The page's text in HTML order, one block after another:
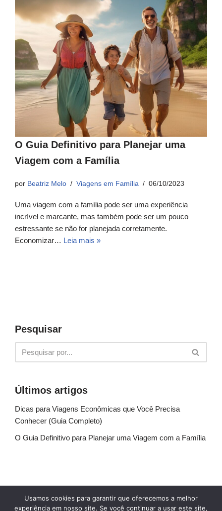
O Guia Definitivo para Planejar uma
Viagem com a Família
por Beatriz Melo Viagens em Família 06/10/2023
Uma viagem com a família pode ser uma experiência
incrível e marcante, mas também pode ser um pouco
estressante se não for planejada corretamente.
Economizar… Leia mais »
Pesquisar
Últimos artigos
Dicas para Viagens Econômicas que Você Precisa
Conhecer (Guia Completo)
O Guia Definitivo para Planejar uma Viagem com a Família
Sobre Nós Fale conosco
Política de Privacidade
Termos de uso
Glossário Blog
Usamos cookies para garantir que oferecemos a melhor
experiência em nosso site. Se você continuar a usar este site,